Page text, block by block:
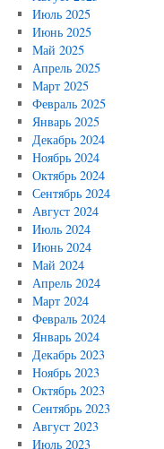
Июль 2025
Июнь 2025
Май 2025
Апрель 2025
Март 2025
Февраль 2025
Январь 2025
Декабрь 2024
Ноябрь 2024
Октябрь 2024
Сентябрь 2024
Август 2024
Июль 2024
Июнь 2024
Май 2024
Апрель 2024
Март 2024
Февраль 2024
Январь 2024
Декабрь 2023
Ноябрь 2023
Октябрь 2023
Сентябрь 2023
Август 2023
Июль 2023